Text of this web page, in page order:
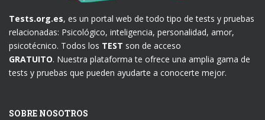
Tests.org.es, es un portal web de todo tipo de tests y pruebas
relacionadas: Psicológico, inteligencia, personalidad, amor,
psicotécnico. Todos los TEST son de acceso
GRATUITO. Nuestra plataforma te ofrece una amplia gama de
tests y pruebas que pueden ayudarte a conocerte mejor.
SOBRE NOSOTROS